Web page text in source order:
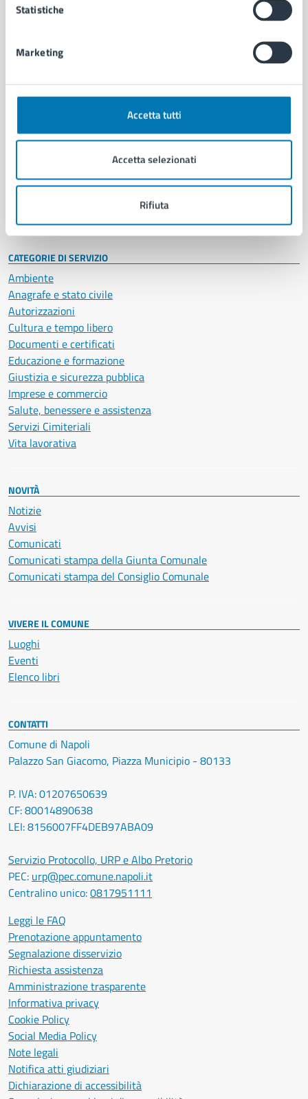
Statistiche
Marketing
Accetta tutti
Accetta selezionati
Rifiuta
Comune di Napoli
AMMINISTRAZIONE
Organi di governo
Enti e fondazioni
Personale amministrativo
Intranet, posta aziendale e protocollo
CATEGORIE DI SERVIZIO
Ambiente
Anagrafe e stato civile
Autorizzazioni
Cultura e tempo libero
Documenti e certificati
Educazione e formazione
Giustizia e sicurezza pubblica
Imprese e commercio
Salute, benessere e assistenza
Servizi Cimiteriali
Vita lavorativa
NOVITÀ
Notizie
Avvisi
Comunicati
Comunicati stampa della Giunta Comunale
Comunicati stampa del Consiglio Comunale
VIVERE IL COMUNE
Luoghi
Eventi
Elenco libri
CONTATTI
Comune di Napoli
Palazzo San Giacomo, Piazza Municipio - 80133
P. IVA: 01207650639
CF: 80014890638
LEI: 8156007FF4DEB97ABA09
Servizio Protocollo, URP e Albo Pretorio
PEC: urp@pec.comune.napoli.it
Centralino unico:0817951111
Leggi le FAQ
Prenotazione appuntamento
Segnalazione disservizio
Richiesta assistenza
Amministrazione trasparente
Informativa privacy
Cookie Policy
Social Media Policy
Note legali
Notifica atti giudiziari
Dichiarazione di accessibilità